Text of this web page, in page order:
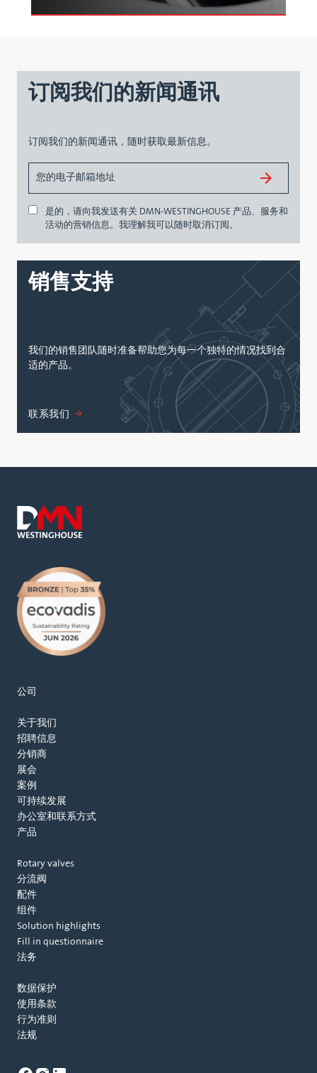
订阅我们的新闻通讯
订阅我们的新闻通讯，随时获取最新信息。
是的，请向我发送有关 DMN-WESTINGHOUSE 产品、服务和
活动的营销信息。我理解我可以随时取消订阅。
销售支持
我们的销售团队随时准备帮助您为每一个独特的情况找到合
适的产品。
联系我们
公司
关于我们
招聘信息
分销商
展会
案例
可持续发展
办公室和联系方式
产品
Rotary valves
分流阀
配件
组件
Solution highlights
Fill in questionnaire
法务
数据保护
使用条款
行为准则
法规